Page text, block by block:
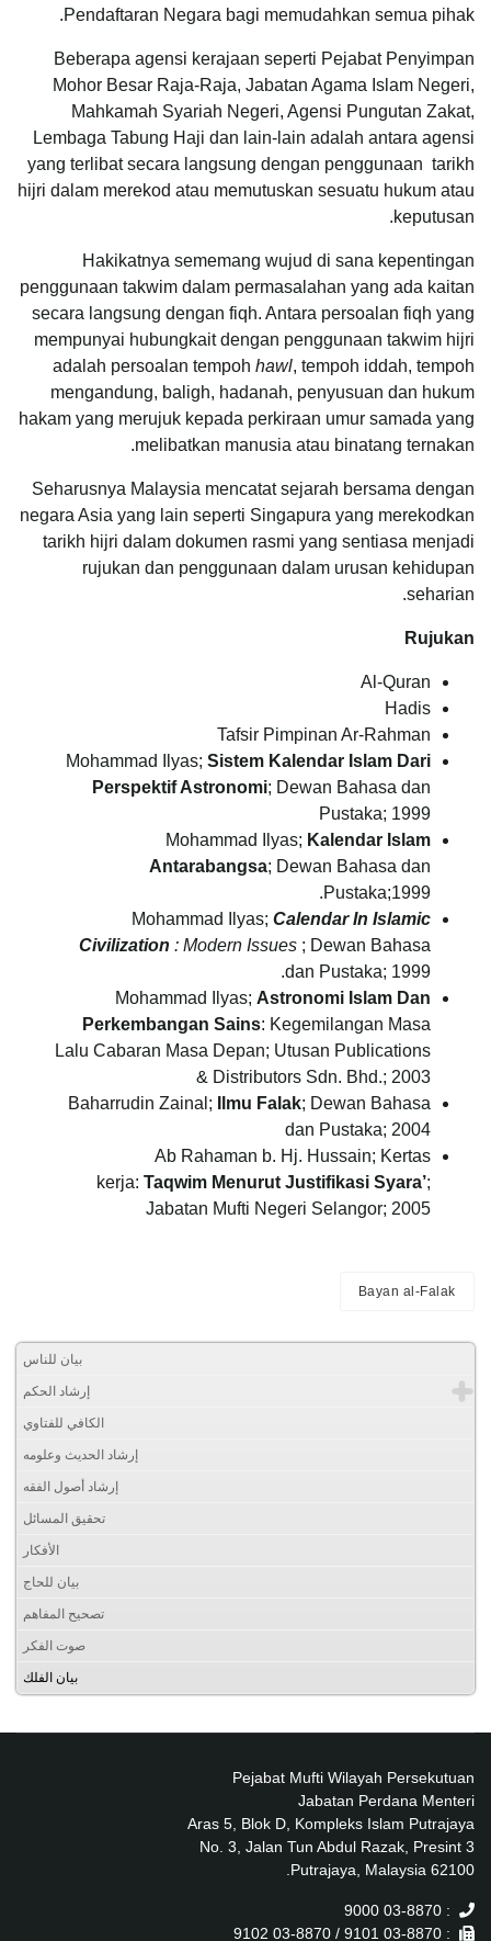
Pendaftaran Negara bagi memudahkan semua pihak.
Beberapa agensi kerajaan seperti Pejabat Penyimpan
Mohor Besar Raja-Raja, Jabatan Agama Islam Negeri,
Mahkamah Syariah Negeri, Agensi Pungutan Zakat,
Lembaga Tabung Haji dan lain-lain adalah antara agensi
yang terlibat secara langsung dengan penggunaan tarikh
hijri dalam merekod atau memutuskan sesuatu hukum atau
keputusan.
Hakikatnya sememang wujud di sana kepentingan
penggunaan takwim dalam permasalahan yang ada kaitan
secara langsung dengan fiqh. Antara persoalan fiqh yang
mempunyai hubungkait dengan penggunaan takwim hijri
adalah persoalan tempoh hawl, tempoh iddah, tempoh
mengandung, baligh, hadanah, penyusuan dan hukum
hakam yang merujuk kepada perkiraan umur samada yang
melibatkan manusia atau binatang ternakan.
Seharusnya Malaysia mencatat sejarah bersama dengan
negara Asia yang lain seperti Singapura yang merekodkan
tarikh hijri dalam dokumen rasmi yang sentiasa menjadi
rujukan dan penggunaan dalam urusan kehidupan
seharian.
Rujukan
Al-Quran
Hadis
Tafsir Pimpinan Ar-Rahman
Mohammad Ilyas; Sistem Kalendar Islam Dari
Perspektif Astronomi; Dewan Bahasa dan
Pustaka; 1999
Mohammad Ilyas; Kalendar Islam
Antarabangsa; Dewan Bahasa dan
Pustaka;1999.
Mohammad Ilyas; Calendar In Islamic
Civilization : Modern Issues ; Dewan Bahasa
dan Pustaka; 1999.
Mohammad Ilyas; Astronomi Islam Dan
Perkembangan Sains: Kegemilangan Masa
Lalu Cabaran Masa Depan; Utusan Publications
& Distributors Sdn. Bhd.; 2003
Baharrudin Zainal;
Ilmu Falak; Dewan Bahasa
dan Pustaka; 2004
Ab Rahaman b. Hj. Hussain; Kertas
kerja: Taqwim Menurut Justifikasi Syara’;
Jabatan Mufti Negeri Selangor; 2005
Bayan al-Falak
بيان للناس
إرشاد الحكم
الكافي للفتاوي
إرشاد الحديث وعلومه
إرشاد أصول الفقه
تحقيق المسائل
الأفكار
بيان للحاج
تصحيح المفاهم
صوت الفكر
بيان الفلك
Pejabat Mufti Wilayah Persekutuan
Jabatan Perdana Menteri
Aras 5, Blok D, Kompleks Islam Putrajaya
No. 3, Jalan Tun Abdul Razak, Presint 3
62100 Putrajaya, Malaysia.
: 03-8870 9000
: 03-8870 9101 / 03-8870 9102